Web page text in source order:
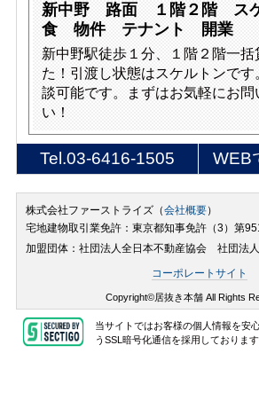
新中野 路面 １階２階 ス
食 物件 テナント 開業
新中野駅徒歩１分、１階２階一括
た！引渡し状態はスケルトンで
談可能です。まずはお気軽にお問
い！
Tel.03-6416-1505 WEB
株式会社ファーストライズ（会社概要）
宅地建物取引業免許：東京都知事免許（3）第
加盟団体：社団法人全日本不動産協会 社団法
コーポレートサイト
Copyright©居抜き本舗 All Rights
当サイトではお客様の個人情報を安
うSSL暗号化通信を採用しております